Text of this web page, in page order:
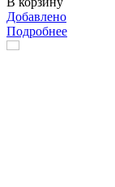
Добавлено
Подробнее